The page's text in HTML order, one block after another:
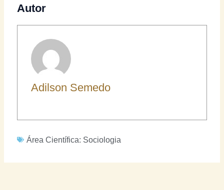
Autor
Adilson Semedo
Área Científica: Sociologia